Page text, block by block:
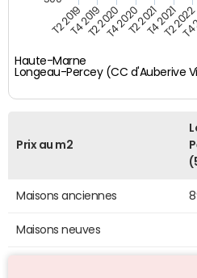
Haute-Marne
Longeau-Percey (CC d'Auberive
T2 2019T4 2019T2 2020T4 2020T2 2021T4 2021T2 2022
Prix au m2
Maisons anciennes
Maisons neuves